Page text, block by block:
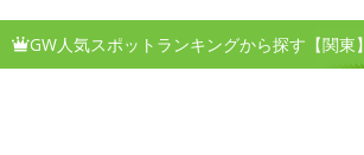
GW人気スポットランキングから探す【関東】